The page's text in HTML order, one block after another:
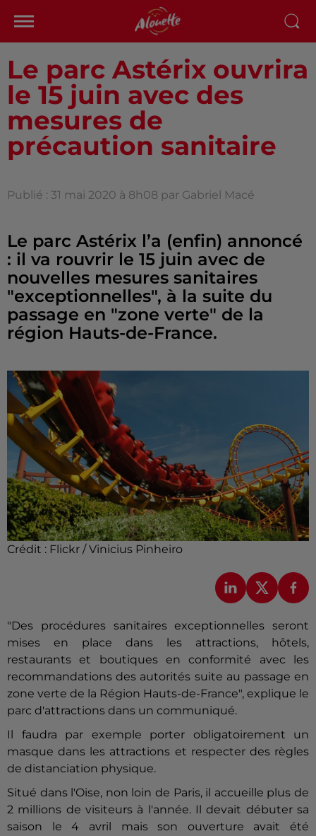
Le parc Astérix ouvrira
le 15 juin avec des
mesures de
précaution sanitaire
Publié : 31 mai 2020 à 8h08 par Gabriel Macé
Le parc Astérix l’a (enfin) annoncé
: il va rouvrir le 15 juin avec de
nouvelles mesures sanitaires
"exceptionnelles", à la suite du
passage en "zone verte" de la
région Hauts-de-France.
Crédit : Flickr / Vinicius Pinheiro
"Des procédures sanitaires exceptionnelles seront
mises en place dans les attractions, hôtels,
restaurants et boutiques en conformité avec les
recommandations des autorités suite au passage en
zone verte de la Région Hauts-de-France", explique le
parc d'attractions dans un communiqué.
Il faudra par exemple porter obligatoirement un
masque dans les attractions et respecter des règles
de distanciation physique.
Situé dans l'Oise, non loin de Paris, il accueille plus de
2 millions de visiteurs à l'année. Il devait débuter sa
saison le 4 avril mais son ouverture avait été